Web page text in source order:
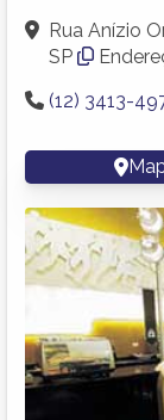
Rua Anízio
SP
(12) 3413-